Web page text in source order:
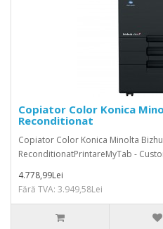
Copiator Color Konica
Reconditionat
Copiator Color Konica Minolta
ReconditionatPrintareMyTab -
4.778,99Lei
Fără TVA: 3.949,58Lei